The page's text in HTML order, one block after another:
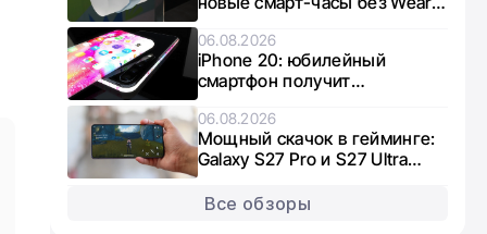
OS: что известно о Galaxy
Aero
06.08.2026
iPhone 20: юбилейный
смартфон получит
увеличенные дисплеи
06.08.2026
Мощный скачок в гейминге:
Galaxy S27 Pro и S27 Ultra
получат графику нового
поколения
Все обзоры